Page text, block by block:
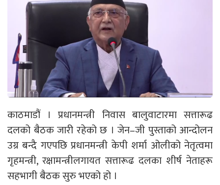
काठमाडौं । प्रधानमन्त्री निवास बालुवाटारमा सत्तारूढ
दलको बैठक जारी रहेको छ । जेन–जी पुस्ताको आन्दोलन
उग्र बन्दै गएपछि प्रधानमन्त्री केपी शर्मा ओलीको नेतृत्वमा
गृहमन्त्री, रक्षामन्त्रीलगायत सत्तारूढ दलका शीर्ष नेताहरू
सहभागी बैठक सुरु भएको हो ।